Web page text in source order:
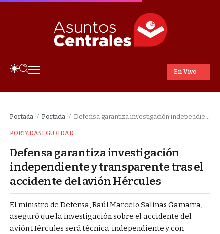
Portada / Portada / Defensa garantiza investigación independiente y transparente tras el accidente del avión Hércules
PORTADASEGURIDAD
Defensa garantiza investigación
independiente y transparente tras el
accidente del avión Hércules
El ministro de Defensa, Raúl Marcelo Salinas Gamarra,
aseguró que la investigación sobre el accidente del
avión Hércules será técnica, independiente y con